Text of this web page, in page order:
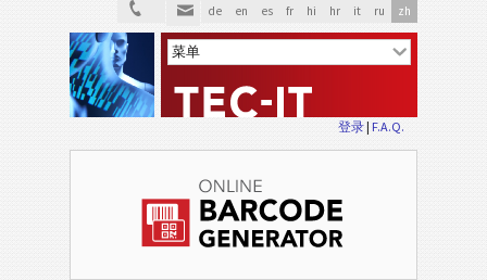
de en es fr hi hr it ru zh
登录| F.A.Q.